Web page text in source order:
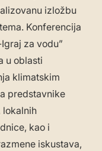
izložbu
Konferencija
za vodu”
u oblasti
klimatskim
predstavnike
lokalnih
kao i
iskustava,